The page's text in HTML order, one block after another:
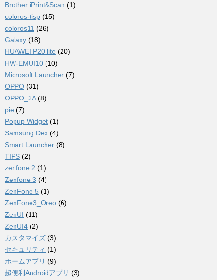
Brother iPrint&Scan (1)
coloros-tisp (15)
coloros11 (26)
Galaxy (18)
HUAWEI P20 lite (20)
HW-EMUI10 (10)
Microsoft Launcher (7)
OPPO (31)
OPPO_3A(8)
pie (7)
Popup Widget (1)
Samsung Dex (4)
Smart Launcher (8)
TIPS (2)
zenfone 2 (1)
Zenfone 3 (4)
ZenFone 5 (1)
ZenFone3_Oreo (6)
ZenUI (11)
ZenUI4 (2)
カスタマイズ (3)
セキュリティ (1)
ホームアプリ (9)
超便利Androidアプリ (3)